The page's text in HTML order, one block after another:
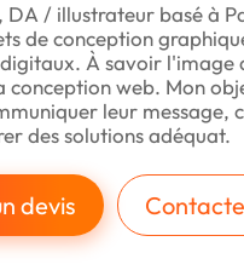
DA / illustrateur basé à
de conception
À savoir l'image
conception web. Mon
leur message,
des solutions adéquat.
devis